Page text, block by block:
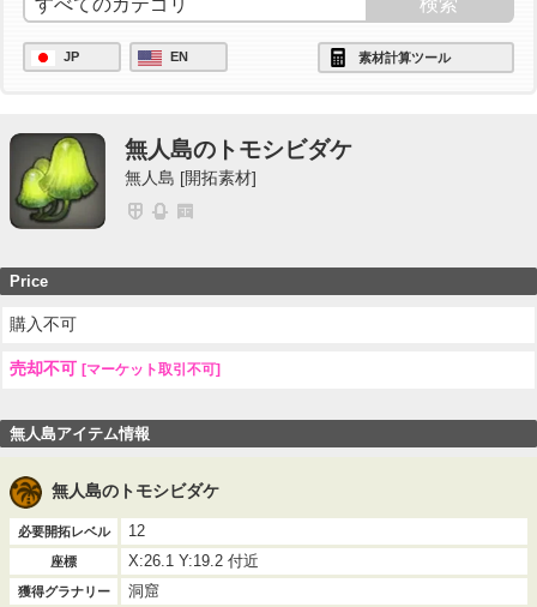
JP EN 素材計算ツール
無人島のトモシビダケ
無人島 [開拓素材]
Price
購入不可
売却不可 [マーケット取引不可]
無人島アイテム情報
無人島のトモシビダケ
必要開拓レベル 12
座標 X:26.1 Y:19.2 付近
獲得グラナリー 洞窟